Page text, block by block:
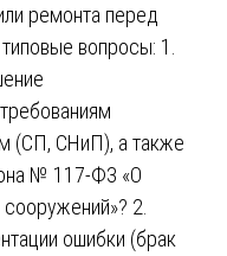
ремонта перед
вопросы: 1.
(СП, СНиП), а также
№ 117-ФЗ «О
2.
ошибки (брак